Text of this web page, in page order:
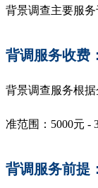
背景调查主要服
背调服务收费：
背景调查服务根
准范围：5000元 -
背调服务前提：